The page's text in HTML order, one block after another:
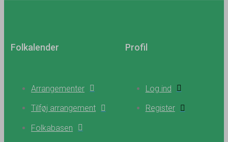
Folkalender
Arrangementer
Tilføj arrangement
Folkabasen
Profil
Log ind
Register